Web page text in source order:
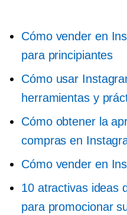
Cómo vender en
para principiantes
Cómo usar
herramientas y
Cómo obtener la
compras en
Cómo vender en
10 atractivas ideas
para promocionar